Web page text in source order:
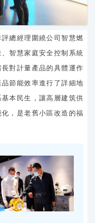
評總經理圍繞公司 智慧燃
智慧家庭安全控制系統
長對計量產品 的具體運作
節能效率進行了詳細地
基本民生，讓高層建筑供
，是老舊小區改造的福